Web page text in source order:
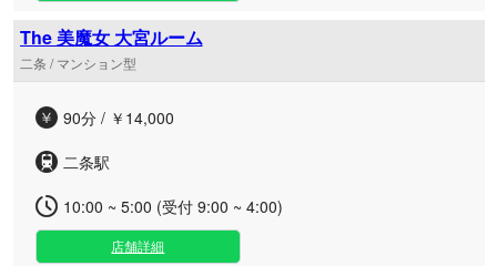
ト空間をご用意しております。 厳選された容姿端麗なセラピ
ストが、アロマ香る空間で心と体の芯から丁寧にほぐす独自
のリンパドレナージュを行い、心身の緊張を優しく解き放ち
な時間をいつでもお気軽にご堪能ください。
The 美魔女 大宮ルーム
二条 / マンション型
90分 / ￥14,000
二条駅
10:00 ~ 5:00 (受付 9:00 ~ 4:00)
店舗詳細